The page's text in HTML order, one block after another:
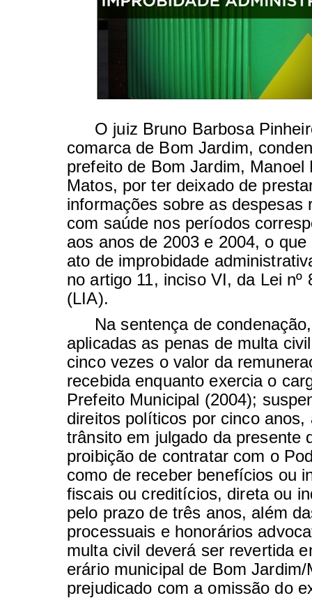
O juiz Bruno Barbosa
comarca de Bom Jardim,
prefeito de Bom Jardim, Manoel
Matos, por ter deixado de
informações sobre as despesas
com saúde nos períodos
aos anos de 2003 e 2004, o que
ato de improbidade
no artigo 11, inciso VI, da Lei nº
(LIA).
Na sentença de
aplicadas as penas de multa
cinco vezes o valor da
recebida enquanto exercia o
Prefeito Municipal (2004);
direitos políticos por cinco anos,
trânsito em julgado da presente
proibição de contratar com o
como de receber benefícios ou
fiscais ou creditícios, direta ou
pelo prazo de três anos, além
processuais e honorários
multa civil deverá ser revertida
erário municipal de Bom
prejudicado com a omissão do